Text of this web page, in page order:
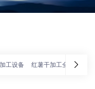
工设备 红薯干加工全套设备